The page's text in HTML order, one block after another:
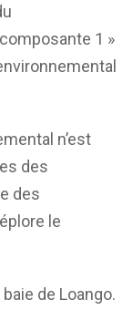
1 »
n’est
des
des
le
de Loango.